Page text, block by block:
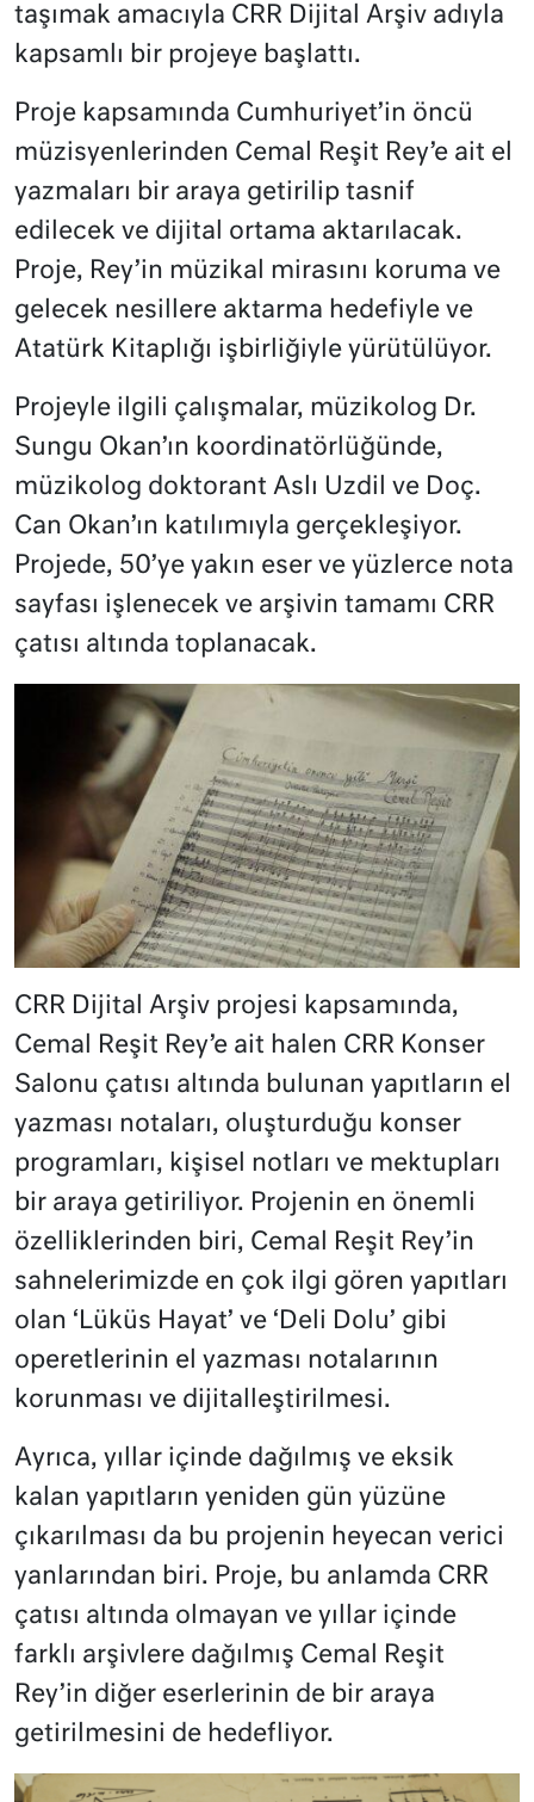
taşımak amacıyla CRR Dijital Arşiv adıyla
kapsamlı bir projeye başlattı.
Proje kapsamında Cumhuriyet’in öncü
müzisyenlerinden Cemal Reşit Rey’e ait el
yazmaları bir araya getirilip tasnif
edilecek ve dijital ortama aktarılacak.
Proje, Rey’in müzikal mirasını koruma ve
gelecek nesillere aktarma hedefiyle ve
Atatürk Kitaplığı işbirliğiyle yürütülüyor.
Projeyle ilgili çalışmalar, müzikolog Dr.
Sungu Okan’ın koordinatörlüğünde,
müzikolog doktorant Aslı Uzdil ve Doç.
Can Okan’ın katılımıyla gerçekleşiyor.
Projede, 50’ye yakın eser ve yüzlerce nota
sayfası işlenecek ve arşivin tamamı CRR
çatısı altında toplanacak.
CRR Dijital Arşiv projesi kapsamında,
Cemal Reşit Rey’e ait halen CRR Konser
Salonu çatısı altında bulunan yapıtların el
yazması notaları, oluşturduğu konser
programları, kişisel notları ve mektupları
bir araya getiriliyor. Projenin en önemli
özelliklerinden biri, Cemal Reşit Rey’in
sahnelerimizde en çok ilgi gören yapıtları
olan ‘Lüküs Hayat’ ve ‘Deli Dolu’ gibi
operetlerinin el yazması notalarının
korunması ve dijitalleştirilmesi.
Ayrıca, yıllar içinde dağılmış ve eksik
kalan yapıtların yeniden gün yüzüne
çıkarılması da bu projenin heyecan verici
yanlarından biri. Proje, bu anlamda CRR
çatısı altında olmayan ve yıllar içinde
farklı arşivlere dağılmış Cemal Reşit
Rey’in diğer eserlerinin de bir araya
getirilmesini de hedefliyor.